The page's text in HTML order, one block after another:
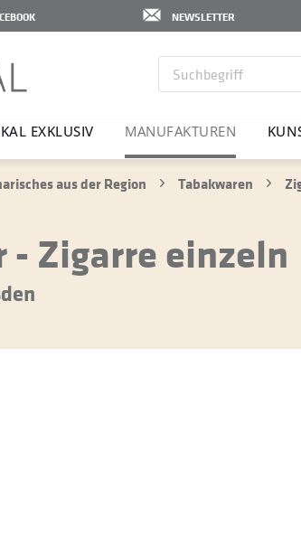
NEWSLETTER
EXKLUSIV MANU­FAK­TUREN
aus der Region Tabakwaren
Zigarre einzeln